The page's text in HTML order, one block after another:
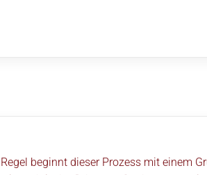
beginnt dieser Prozess mit einem